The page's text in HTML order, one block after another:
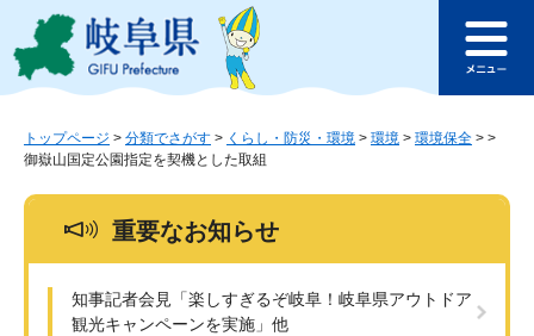
ジ
ュ
このページの本文へ
ュ
トップページ > 分類でさがす > くらし・防災・環境 > 環境 > 環境保全 > >
御嶽山国定公園指定を契機とした取組
重要なお知らせ
知事記者会見「楽しすぎるぞ岐阜！岐阜県アウトドア
観光キャンペーンを実施」他